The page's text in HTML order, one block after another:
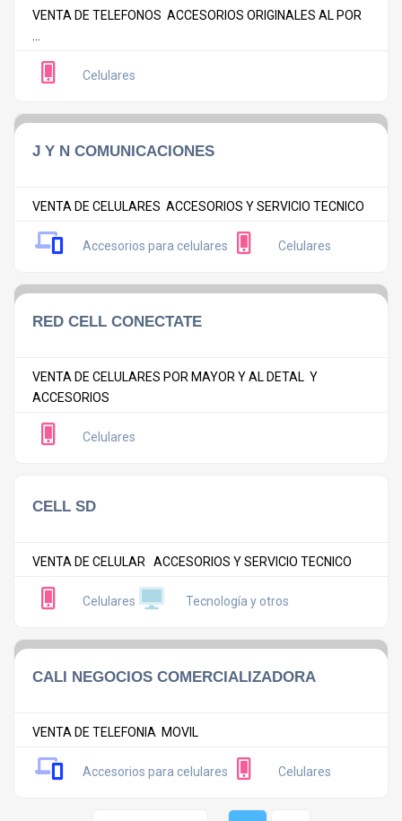
VENTA DE TELEFONOS ACCESORIOS ORIGINALES AL POR
Celulares
J Y N COMUNICACIONES
VENTA DE CELULARES ACCESORIOS Y SERVICIO TECNICO
Accesorios para celulares Celulares
RED CELL CONECTATE
VENTA DE CELULARES POR MAYOR Y AL DETAL Y
ACCESORIOS
Celulares
CELL SD
VENTA DE CELULAR ACCESORIOS Y SERVICIO TECNICO
Celulares Tecnología y otros
CALI NEGOCIOS COMERCIALIZADORA
VENTA DE TELEFONIA MOVIL
Accesorios para celulares Celulares